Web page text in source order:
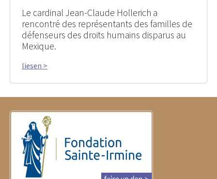
Le cardinal Jean-Claude Hollerich a
rencontré des représentants des familles de
défenseurs des droits humains disparus au
Mexique.
liesen >